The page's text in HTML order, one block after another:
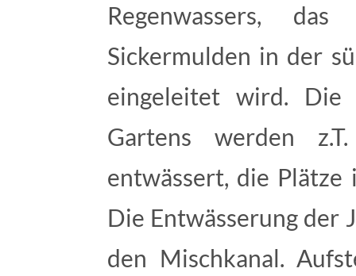
Regenwassers,
Sickermulden in der
eingeleitet wird. Die
Gartens werden
entwässert, die
Die Entwässerung der
den Mischkanal.